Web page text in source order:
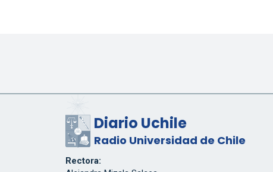
Diario Uchile
Radio Universidad de Chile
Rectora: